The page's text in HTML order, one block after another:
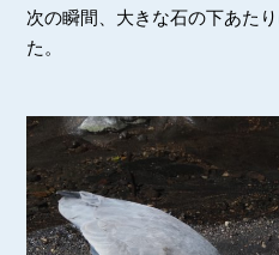
次の瞬間、大きな石の下あた
た。